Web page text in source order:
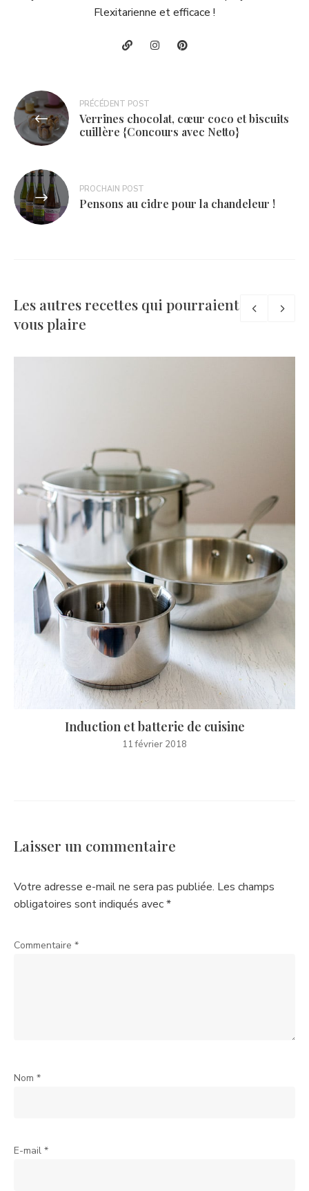
Flexitarienne et efficace !
Navigation
de
l’article
PRÉCÉDENT POST
Verrines chocolat, cœur coco et biscuits
cuillère {Concours avec Netto}
PROCHAIN POST
Pensons au cidre pour la chandeleur !
Les autres recettes qui pourraient
vous plaire
Induction et batterie de cuisine
11 février 2018
Laisser un commentaire
Votre adresse e-mail ne sera pas publiée. Les champs
obligatoires sont indiqués avec*
Commentaire *
Nom *
E-mail *